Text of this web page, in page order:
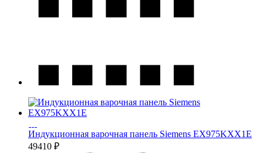
Индукционная варочная панель Siemens EX975KXX1E
49410 ₽